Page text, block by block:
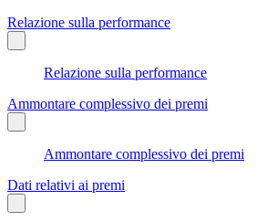
Relazione sulla performance
Relazione sulla performance
Ammontare complessivo dei premi
Ammontare complessivo dei premi
Dati relativi ai premi